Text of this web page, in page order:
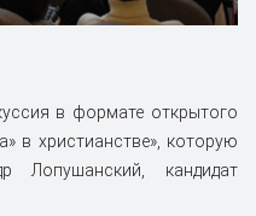
в формате открытого
в христианстве», которую
Лопушанский, кандидат